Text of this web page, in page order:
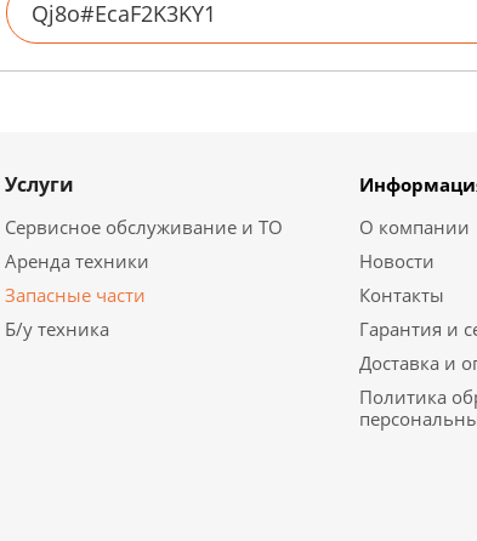
Услуги
Сервисное обслуживание и ТО
Аренда техники
Запасные части
Б/у техника
О компании
Новости
Контакты
Гарантия и
Доставка и
Политика